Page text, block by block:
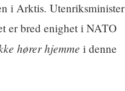
i Arktis. Utenriksminister
er bred enighet i NATO
hører hjemme i denne